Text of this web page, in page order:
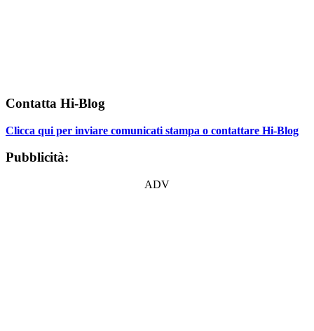
Contatta Hi-Blog
Clicca qui per inviare comunicati stampa o contattare Hi-Blog
Pubblicità:
ADV